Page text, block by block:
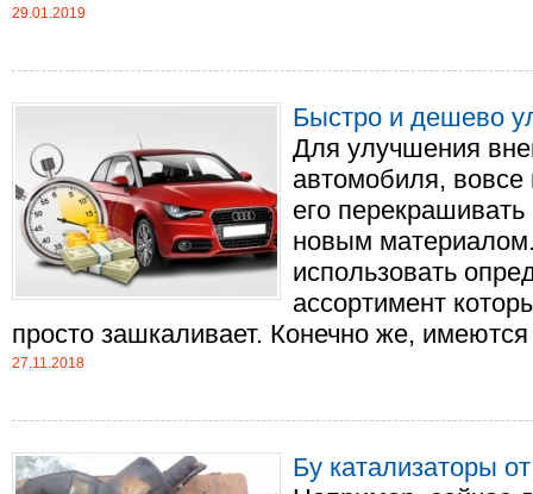
29.01.2019
Быстро и дешево
Для улучшения
автомобиля, вовсе
его
новым
использовать
ассортимент
просто зашкаливает. Конечно же, имеются
27.11.2018
Бу катализаторы